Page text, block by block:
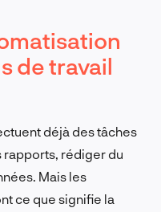
de travail
déjà des tâches
rapports, rédiger du
Mais les
ce que signifie la